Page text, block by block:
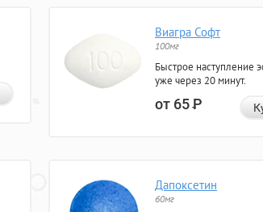
Виагра Софт
100мг
Быстрое наступление
уже через 20 минут.
от 65Р
Дапоксетин
60мг